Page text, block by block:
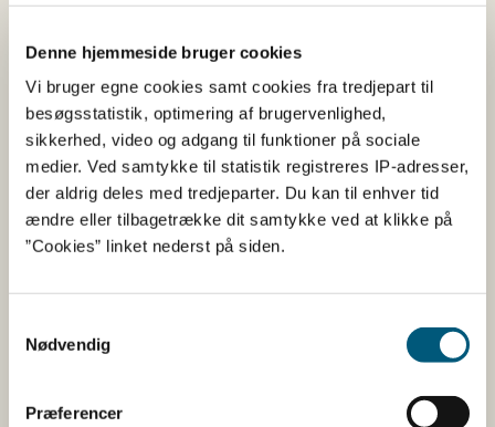
Denne hjemmeside bruger cookies
Vi bruger egne cookies samt cookies fra tredjepart til
besøgsstatistik, optimering af brugervenlighed,
sikkerhed, video og adgang til funktioner på sociale
medier. Ved samtykke til statistik registreres IP-adresser,
der aldrig deles med tredjeparter. Du kan til enhver tid
ændre eller tilbagetrække dit samtykke ved at klikke på
”Cookies” linket nederst på siden.
Nødvendig
Præferencer
gode måltid i skolen og
fritidsordningen
På vores website om det gode måltid i skolen og
fritidsordningen kan du:
Finde inspiration til, hvordan I kan skabe rammer for
det gode måltid i skolen og fritidsordningen.
Få inspiration til, hvordan en madordning kan
Få inspiration til principper og handleplaner.